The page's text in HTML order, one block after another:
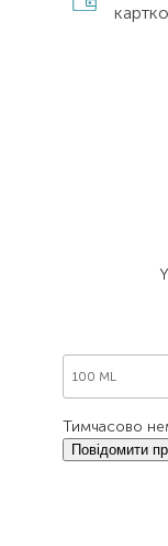
100 ML
Тимчасово
Повідомити